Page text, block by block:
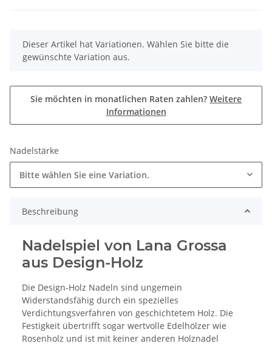
x
Dieser Artikel hat Variationen. Wählen Sie bitte die
gewünschte Variation aus.
Sie möchten in monatlichen Raten zahlen? Weitere
Informationen
Nadelstärke
Bitte wählen Sie eine Variation.
Beschreibung
Nadelspiel von Lana Grossa
aus Design-Holz
Die Design-Holz Nadeln sind ungemein
Widerstandsfähig durch ein spezielles
Verdichtungsverfahren von geschichtetem Holz. Die
Festigkeit übertrifft sogar wertvolle Edelhölzer wie
Rosenholz und ist mit keiner anderen Holznadel